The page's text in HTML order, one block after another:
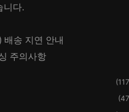
니다.
송 지연 안내
주의사항